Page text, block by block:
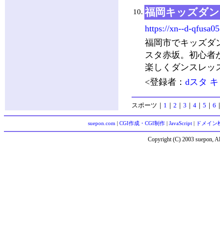
10. 福岡キッズダ
https://xn--d-
福岡市でキッズダ
スタ赤坂。初心者
楽しくダンスレッ
<登録者： dスタ
スポーツ ｜ 1 ｜ 2 ｜ 3 ｜ 4 ｜ 5 ｜ 6
suepon.com CGI作成・CGI制作| JavaScript| ドメイン
Copyright (C) 2003 suepon,